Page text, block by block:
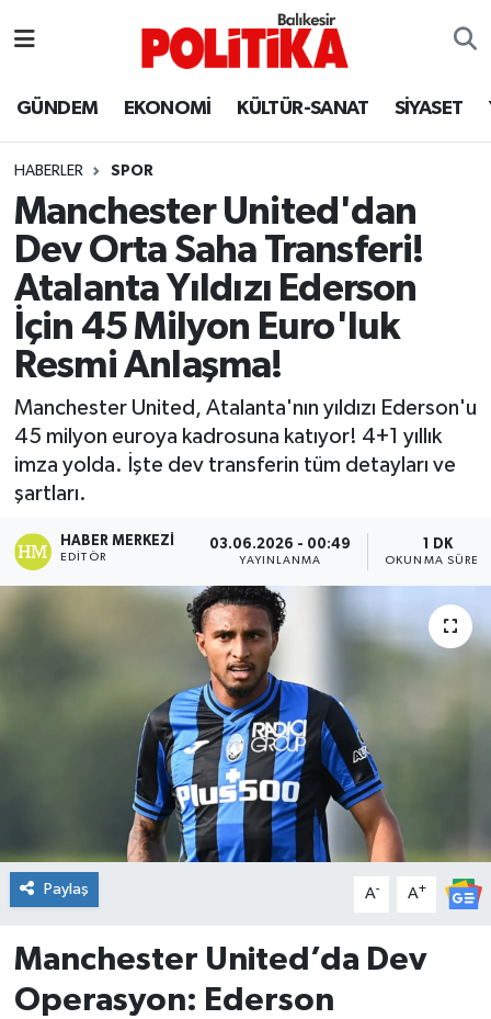
GÜNDEM EKONOMİ KÜLTÜR-SANAT SİYASET
HABERLER SPOR
Manchester United'dan
Dev Orta Saha Transferi!
Atalanta Yıldızı Ederson
İçin 45 Milyon Euro'luk
Resmi Anlaşma!
Manchester United, Atalanta'nın yıldızı Ederson'u
45 milyon euroya kadrosuna katıyor! 4+1 yıllık
imza yolda. İşte dev transferin tüm detayları ve
şartları.
HABER MERKEZI
EDITÖR
03.06.2026 - 00:49
YAYINLANMA
1 DK
OKUNMA SÜRESI
Paylaş A- A+
Manchester United’da Dev
Operasyon: Ederson
Ayvalık
Balya
Bandırma
Bigadiç
BİYOGRAFİLER
Burhaniye
ÇEVRE
DÜNYA
Dursunbey
EKONOMİ
Gömeç
Balıkesir Hava Durumu
Balıkesir Namaz Vakitleri
Balıkesir Trafik Yoğunluk Haritası
Süper Lig Puan Durumu ve Fikstür
Tüm Manşetler
Son Dakika Haberleri
Haber Arşivi